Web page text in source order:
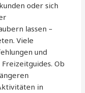
oder sich
lassen –
Viele
und
Ob
in